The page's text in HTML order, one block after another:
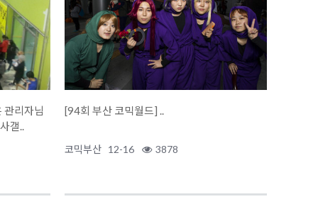
관리자님
갤..
[94회 부산 코믹월드] ..
코믹부산 12-16 3878